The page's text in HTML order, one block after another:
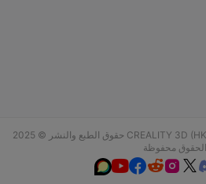
حقوق الطبع والنشر © 2025 CREALITY 3D (HK) TECHNOLOGY LIMITED جميع
 